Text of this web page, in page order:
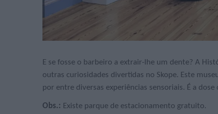
E se fosse o barbeiro a extrair-lhe um dente? A
outras curiosidades divertidas no Skope. Este
por entre diversas experiências sensoriais. É a
Obs.: Existe parque de estacionamento gratuito.